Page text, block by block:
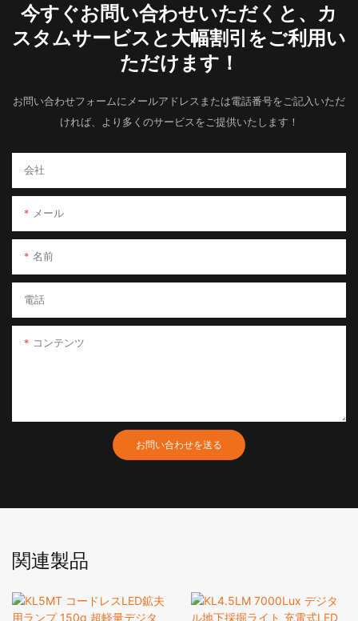
今すぐお問い合わせいただくと、カ
スタムサービスと大幅割引をご利用い
ただけます！
お問い合わせフォームにメールアドレスまたは電話番号をご記入いただ
ければ、より多くのサービスをご提供いたします！
会社
メール
名前
電話
コンテンツ
お問い合わせを送る
関連製品